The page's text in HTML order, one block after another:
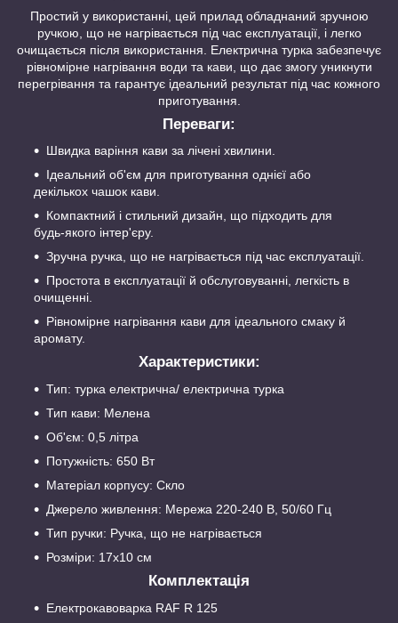
Простий у використанні, цей прилад обладнаний зручною
ручкою, що не нагрівається під час експлуатації, і легко
очищається після використання. Електрична турка забезпечує
рівномірне нагрівання води та кави, що дає змогу уникнути
перегрівання та гарантує ідеальний результат під час кожного
приготування.
Переваги:
Швидка варіння кави за лічені хвилини.
Ідеальний об'єм для приготування однієї або
декількох чашок кави.
Компактний і стильний дизайн, що підходить для
будь-якого інтер'єру.
Зручна ручка, що не нагрівається під час експлуатації.
Простота в експлуатації й обслуговуванні, легкість в
очищенні.
Рівномірне нагрівання кави для ідеального смаку й
аромату.
Характеристики:
Тип: турка електрична/ електрична турка
Тип кави: Мелена
Об'єм: 0,5 літра
Потужність: 650 Вт
Матеріал корпусу: Скло
Джерело живлення: Мережа 220-240 В, 50/60 Гц
Тип ручки: Ручка, що не нагрівається
Розміри: 17х10 см
Комплектація
Електрокавоварка RAF R 125